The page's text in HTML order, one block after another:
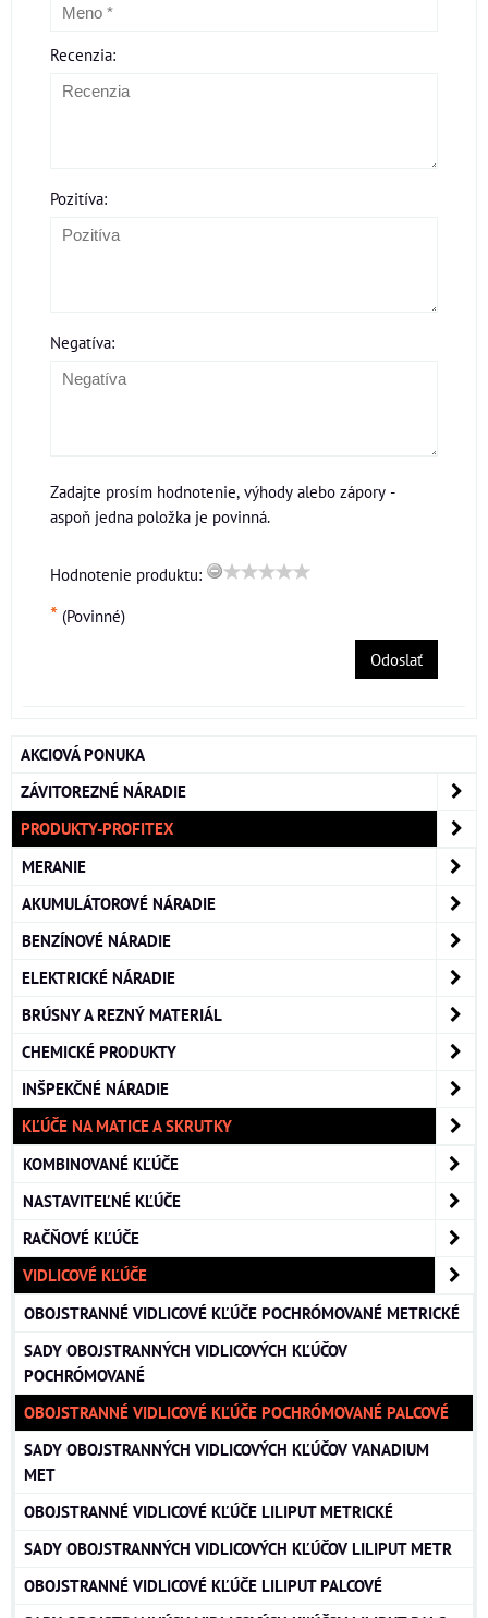
Recenzia:
Pozitíva:
Negatíva:
Zadajte prosím hodnotenie, výhody alebo zápory -
aspoň jedna položka je povinná.
Hodnotenie produktu:
* (Povinné)
Odoslať
AKCIOVÁ PONUKA
ZÁVITOREZNÉ NÁRADIE
PRODUKTY-PROFITEX
MERANIE
AKUMULÁTOROVÉ NÁRADIE
BENZÍNOVÉ NÁRADIE
ELEKTRICKÉ NÁRADIE
BRÚSNY A REZNÝ MATERIÁL
CHEMICKÉ PRODUKTY
INŠPEKČNÉ NÁRADIE
KĽÚČE NA MATICE A SKRUTKY
KOMBINOVANÉ KĽÚČE
NASTAVITEĽNÉ KĽÚČE
RAČŇOVÉ KĽÚČE
VIDLICOVÉ KĽÚČE
OBOJSTRANNÉ VIDLICOVÉ KĽÚČE POCHRÓMOVANÉ METRICKÉ
SADY OBOJSTRANNÝCH VIDLICOVÝCH KĽÚČOV
POCHRÓMOVANÉ
OBOJSTRANNÉ VIDLICOVÉ KĽÚČE POCHRÓMOVANÉ PALCOVÉ
SADY OBOJSTRANNÝCH VIDLICOVÝCH KĽÚČOV VANADIUM
MET
OBOJSTRANNÉ VIDLICOVÉ KĽÚČE LILIPUT METRICKÉ
SADY OBOJSTRANNÝCH VIDLICOVÝCH KĽÚČOV LILIPUT METR
OBOJSTRANNÉ VIDLICOVÉ KĽÚČE LILIPUT PALCOVÉ